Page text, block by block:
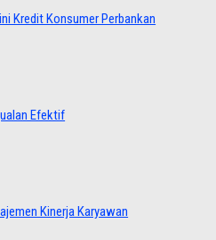
Kredit Konsumer Perbankan
Efektif
Kinerja Karyawan